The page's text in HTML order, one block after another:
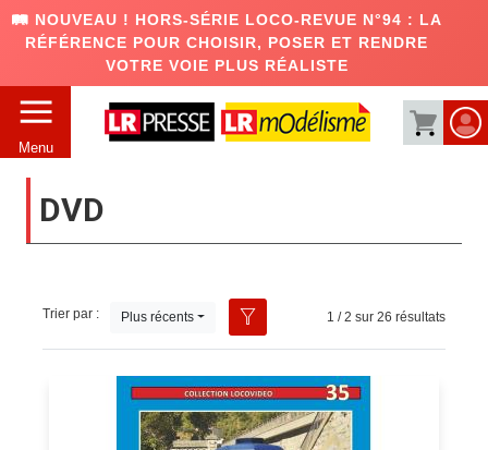
🛤️ NOUVEAU ! HORS-SÉRIE LOCO-REVUE N°94 : LA
RÉFÉRENCE POUR CHOISIR, POSER ET RENDRE
VOTRE VOIE PLUS RÉALISTE
Menu
DVD
1 / 2 sur 26 résultats
Trier par : Plus récents